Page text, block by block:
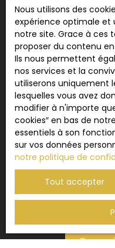
J'accepte le
personnelles
souhaitez pas
commerciale par
vous inscrire
au démarchage
L223-1 du code
Internet
adressé à :
Société Worldline,
BLOIS CEDEX.
Pour en savoir
données
politique de
Nous utilisons des
expérience optimale
notre site. Grace à ces
proposer du contenu
Ils nous permettent
nos services et la
utiliserons uniquement
lesquelles vous avez
modifier à n'importe
cookies″ en bas de
essentiels à son
sur vos données
notre politique de
Tout accepter